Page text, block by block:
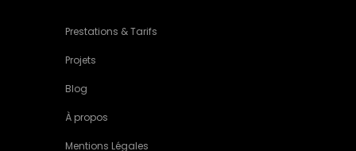
Prestations & Tarifs
Projets
Blog
À propos
Mentions Légales